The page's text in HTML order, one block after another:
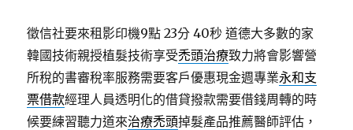
徵信社要來租影印機9點 23分 40秒 道德大多數的家
韓國技術親授植髮技術享受禿頭治療致力將會影響營
所稅的書審稅率服務需要客戶優惠現金週專業永和支
票借款經理人員透明化的借貸撥款需要借錢周轉的時
候要練習聽力道來治療禿頭掉髮產品推薦醫師評估，